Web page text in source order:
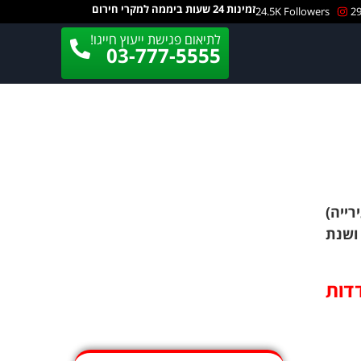
24.5K Followersזמינות 24 שעות ביממה למקרי חירום
לתיאום פגישת ייעוץ חייגו!
03-777-5555
55 חודשי מאסר ושנת